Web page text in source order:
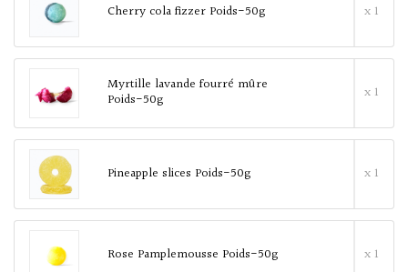
Cherry cola fizzer Poids-50g x 1
Myrtille lavande fourré mûre
Poids-50g x 1
Pineapple slices Poids-50g x 1
Rose Pamplemousse Poids-50g x 1